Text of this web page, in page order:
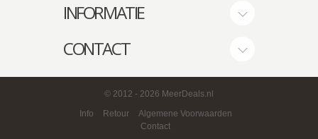
INFORMATIE
CONTACT
© 2012 - 2026 MeerDeals.nl
Info
Retour
Algemene Voorwaarden
Contact